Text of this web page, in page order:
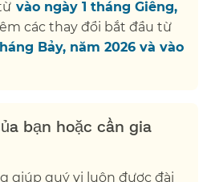
vào ngày 1 tháng Giêng,
các thay đổi bắt đầu từ
Bảy, năm 2026 và vào
bạn hoặc cần gia
giúp quý vị luôn được đài